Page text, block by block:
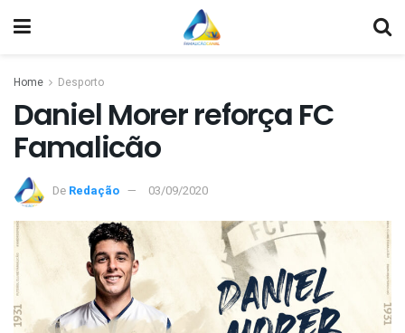
Home Desporto
Daniel Morer reforça FC
Famalicão
De Redação 03/09/2020